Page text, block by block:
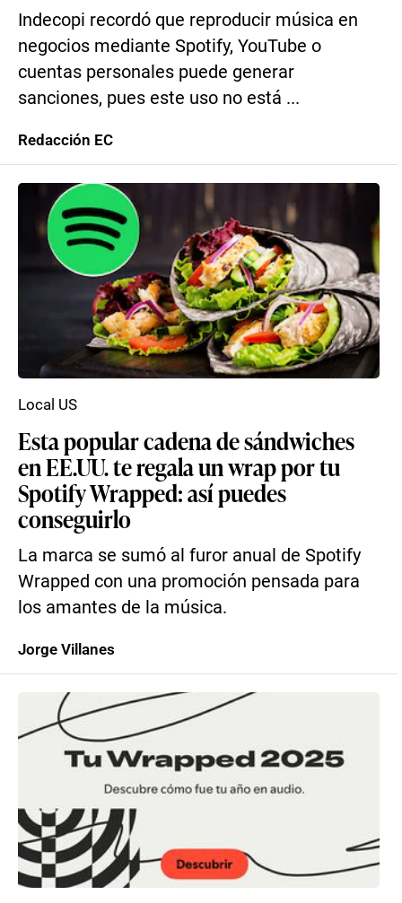
Indecopi recordó que reproducir música en
negocios mediante Spotify, YouTube o
cuentas personales puede generar
sanciones, pues este uso no está ...
Redacción EC
Esta popular cadena de sándwiches
en EE.UU. te regala un wrap por tu
Spotify Wrapped: así puedes
conseguirlo
La marca se sumó al furor anual de Spotify
Wrapped con una promoción pensada para
los amantes de la música.
Local US
Jorge Villanes